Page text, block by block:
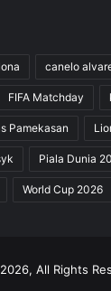
canelo
FIFA Matchday
Pamekasan
Piala Dunia
World Cup 2026
All Rights